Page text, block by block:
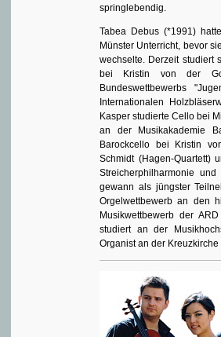
springlebendig.
Tabea Debus (*1991)
Münster Unterricht, bevor
wechselte. Derzeit studiert
bei Kristin von der
Bundeswettbewerbs
Internationalen
Kasper studierte Cello bei
an der Musikakademie
Barockcello bei Kristin
Schmidt (Hagen-Quartett)
Streicherphilharmonie
gewann als jüngster
Orgelwettbewerb an den
Musikwettbewerb der
studiert an der
Organist an der Kreuzkirche